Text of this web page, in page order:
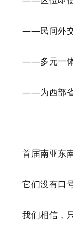
——民间外交
——多元一体
——为西部
首届南亚东
它们没有口
我们相信，